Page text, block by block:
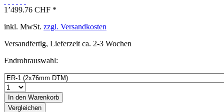
1’499.76 CHF *
inkl. MwSt. zzgl. Versandkosten
Versandfertig, Lieferzeit ca. 2-3 Wochen
Endrohrauswahl:
In den Warenkorb
Vergleichen